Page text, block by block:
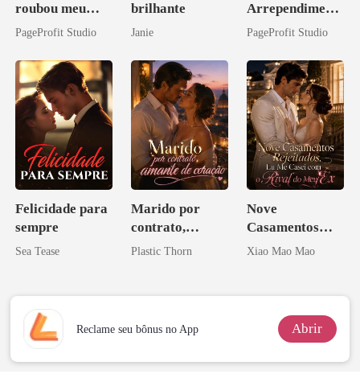
roubou meu
companheiro e
PageProfit Studio
brilhante
Janie
Arrependiment
o do Alfa:
Verdadeira
Companheira
PageProfit Studio
Felicidade para
sempre
Sea Tease
Marido por
contrato,
amante de
Plastic Thorn
Nove
Casamentos
Rejeitados, Eu
Ex
Xiao Mao Mao
Reclame seu bônus no App Abrir